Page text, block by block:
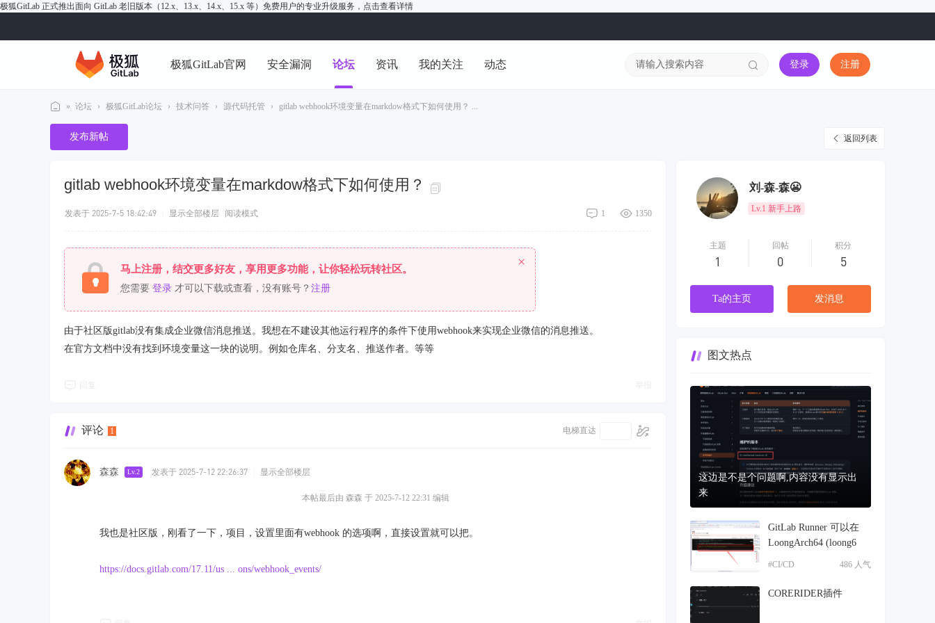
极狐GitLab 正式推出面向 GitLab 老旧版本（12.x、13.x、14.x、15.x 等）免费用户的专业升级服务， 点击查看详情
极狐GitLab官网 安全漏洞 论坛 资讯 我的关注 动态 登录 注册
极
狐
» 论坛 › 极狐GitLab论坛 › 技术问答 › 源代码托管 › gitlab webhook环境变量在markdow格式下如何使用？ ...
返回列表
发布新帖
gitlab webhook环境变量在markdow格式下如何使用？
1350
1
发表于 2025-7-5 18:42:49 显示全部楼层 阅读模式
马上注册，结交更多好友，享用更多功能，让你轻松玩转社区。
您需要 登录 才可以下载或查看，没有账号？ 注册
×
由于社区版gitlab没有集成企业微信消息推送。我想在不建设其他运行程序的条件下使用webhook来实现企业微信的消息推送。
在官方文档中没有找到环境变量这一块的说明。例如仓库名、分支名、推送作者。等等
电梯直达
评论 1
森森 Lv.2 发表于 2025-7-12 22:26:37 显示全部楼层
本帖最后由 森森 于 2025-7-12 22:31 编辑
我也是社区版，刚看了一下，项目，设置里面有webhook 的选项啊，直接设置就可以把。
https://docs.gitlab.com/17.11/us ... ons/webhook_events/
刘-森-森😬
Lv.1 新手上路
主题
1
回帖
0
积分
5
Ta的主页 发消息
图文热点
这边是不是个问题啊,内容没有显示出
来
GitLab Runner 可以在
LoongArch64 (loong6
486 人气
#CI/CD
CORERIDER插件